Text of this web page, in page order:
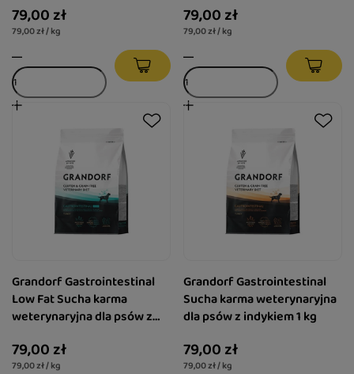
79,00 zł
79,00 zł / kg
79,00 zł
79,00 zł / kg
Grandorf Gastrointestinal
Low Fat Sucha karma
weterynaryjna dla psów z
79,00 zł
79,00 zł / kg
Grandorf Gastrointestinal
Sucha karma weterynaryjna
dla psów z indykiem 1 kg
79,00 zł
79,00 zł / kg